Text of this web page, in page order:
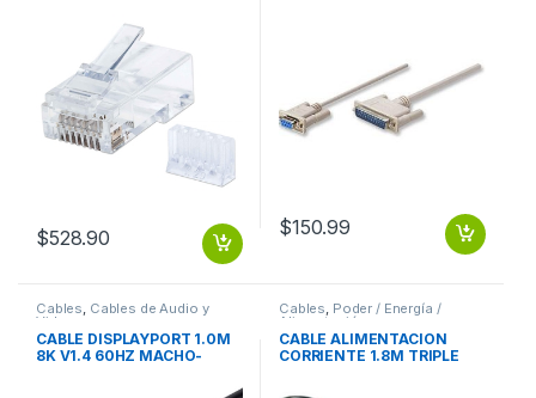
$528.90 $150.99
Cables, Cables de Audio y
Video
CABLE DISPLAYPORT 1.0M
8K V1.4 60HZ MACHO-
Cables, Poder / Energía /
Alimentación
CABLE ALIMENTACION
CORRIENTE 1.8M TRIPLE